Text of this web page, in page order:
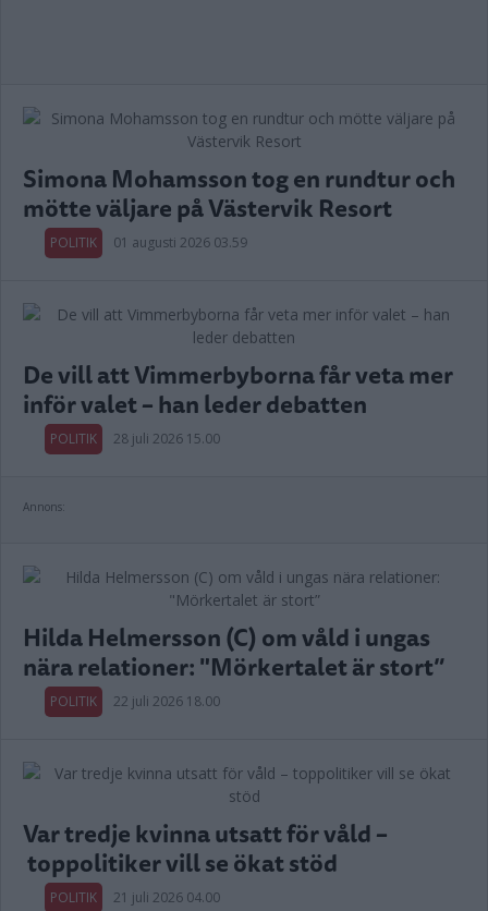
Simona Mohamsson tog en rundtur och
mötte väljare på Västervik Resort
POLITIK 01 augusti 2026 03.59
De vill att Vimmerbyborna får veta mer
inför valet – han leder debatten
POLITIK 28 juli 2026 15.00
Annons:
Hilda Helmersson (C) om våld i ungas
nära relationer: "Mörkertalet är stort”
POLITIK 22 juli 2026 18.00
Var tredje kvinna utsatt för våld –
toppolitiker vill se ökat stöd
POLITIK 21 juli 2026 04.00